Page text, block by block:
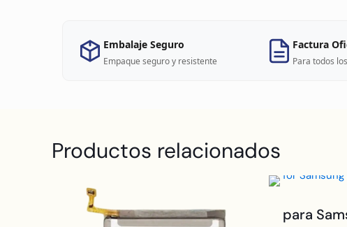
Embalaje Seguro
Empaque seguro y resistente
Factura
Para todos
Productos relacionados
para